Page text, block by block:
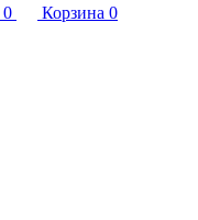
0 Корзина 0